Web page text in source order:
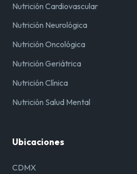
Nutrición Cardiovascular
Nutrición Neurológica
Nutrición Oncológica
Nutrición Geriátrica
Nutrición Clínica
Nutrición Salud Mental
Ubicaciones
CDMX